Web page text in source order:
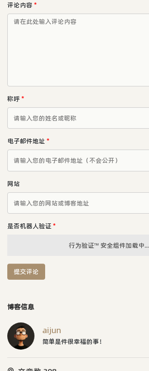
评论内容 *
称呼*
电子邮件地址 *
网站
是否机器人验证 *
行为验证™ 安全组件加载中...
提交评论
博客信息
aijun
简单是件很幸福的事！